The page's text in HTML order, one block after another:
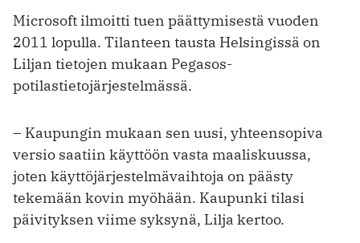
Microsoft ilmoitti tuen päättymisestä vuoden
2011 lopulla. Tilanteen tausta Helsingissä on
Liljan tietojen mukaan Pegasos-
potilastietojärjestelmässä.
– Kaupungin mukaan sen uusi, yhteensopiva
versio saatiin käyttöön vasta maaliskuussa,
joten käyttöjärjestelmävaihtoja on päästy
tekemään kovin myöhään. Kaupunki tilasi
päivityksen viime syksynä, Lilja kertoo.